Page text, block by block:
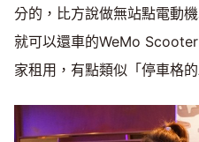
分的，比方說做無站點電動
就可以還車的WeMo
家租用，有點類似「停車格